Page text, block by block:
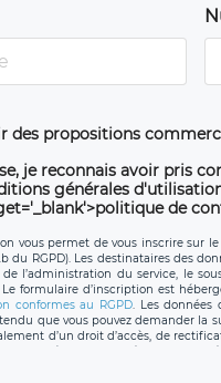
des propositions
je reconnais avoir pris
générales
de
vous permet de vous inscrire sur
du RGPD). Les destinataires des
l’administration du service, le
formulaire d’inscription est
conformes au RGPD. Les données
que vous pouvez demander la
d’un droit d’accès, de
droit à la portabilité de vos
qui exerce au siège social